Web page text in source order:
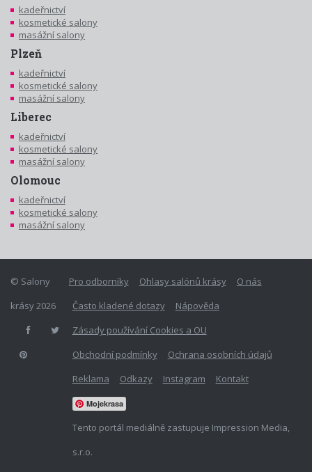
kadeřnictví
kosmetické salony
masážní salony
Plzeň
kadeřnictví
kosmetické salony
masážní salony
Liberec
kadeřnictví
kosmetické salony
masážní salony
Olomouc
kadeřnictví
kosmetické salony
masážní salony
Pro odborníky Ohlasy salónů krásy
O nás
Často kladené dotazy
Nápověda
Zásady používání Cookies a OU
Obchodní podmínky
Ochrana osobních údajů
Reklama
Odkazy Instagram Kontakt
Mojekrasa
Tento portál mediálně zastupuje Impression Media,
s.r.o.
© Salony
krásy 2026